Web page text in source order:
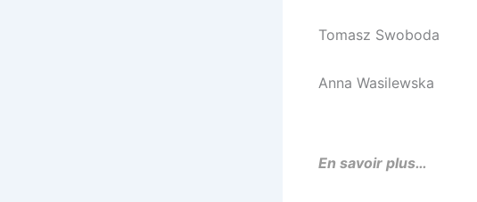
Tomasz Swoboda
Anna Wasilewska
En savoir plus…